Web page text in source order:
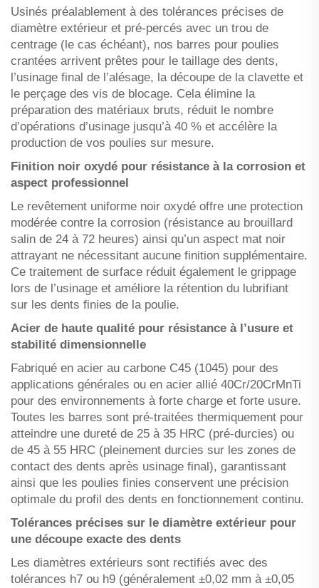
Usinés préalablement à des tolérances précises de
diamètre extérieur et pré-percés avec un trou de
centrage (le cas échéant), nos barres pour poulies
crantées arrivent prêtes pour le taillage des dents,
l’usinage final de l’alésage, la découpe de la clavette et
le perçage des vis de blocage. Cela élimine la
préparation des matériaux bruts, réduit le nombre
d’opérations d’usinage jusqu’à 40 % et accélère la
production de vos poulies sur mesure.
Finition noir oxydé pour résistance à la corrosion et
aspect professionnel
Le revêtement uniforme noir oxydé offre une protection
modérée contre la corrosion (résistance au brouillard
salin de 24 à 72 heures) ainsi qu’un aspect mat noir
attrayant ne nécessitant aucune finition supplémentaire.
Ce traitement de surface réduit également le grippage
lors de l’usinage et améliore la rétention du lubrifiant
sur les dents finies de la poulie.
Acier de haute qualité pour résistance à l’usure et
stabilité dimensionnelle
Fabriqué en acier au carbone C45 (1045) pour des
applications générales ou en acier allié 40Cr/20CrMnTi
pour des environnements à forte charge et forte usure.
Toutes les barres sont pré-traitées thermiquement pour
atteindre une dureté de 25 à 35 HRC (pré-durcies) ou
de 45 à 55 HRC (pleinement durcies sur les zones de
contact des dents après usinage final), garantissant
ainsi que les poulies finies conservent une précision
optimale du profil des dents en fonctionnement continu.
Tolérances précises sur le diamètre extérieur pour
une découpe exacte des dents
Les diamètres extérieurs sont rectifiés avec des
tolérances h7 ou h9 (généralement ±0,02 mm à ±0,05